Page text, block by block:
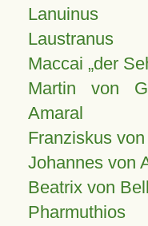
Lanuinus
Laustranus
Maccai „der
Martin von
Amaral
Franziskus
Johannes von
Beatrix von
Pharmuthios